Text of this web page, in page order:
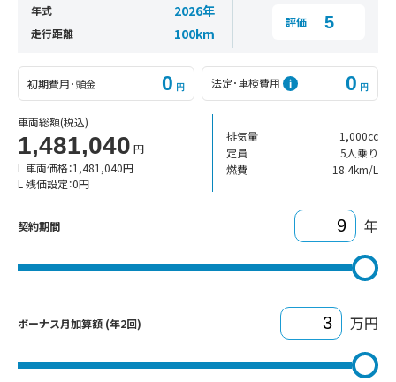
年式 2026年
走行距離 100km
評価 5
初期費用･頭金 0 円 法定･車検費用 0 円
車両総額(税込)
1,481,040 円
L 車両価格：1,481,040円
L 残価設定：0円
排気量
1,000cc
定員
5人乗り
燃費
18.4km/L
契約期間 年
ボーナス月加算額 (年2回) 万円